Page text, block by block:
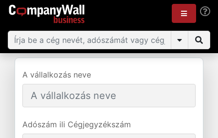
A vállalkozás neve
Adószám ili Cégjegyzékszám